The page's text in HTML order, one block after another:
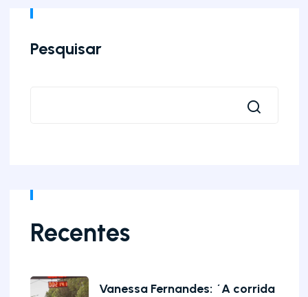
Pesquisar
Recentes
Vanessa Fernandes: ´A corrida